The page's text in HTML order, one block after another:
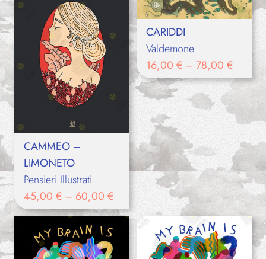
CAMMEO –
LIMONETO
Pensieri Illustrati
45,00 € – 60,00 €
CARIDDI
Valdemone
16,00 € – 78,00 €